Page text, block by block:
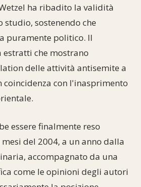
ha ribadito la validità
sostenendo che
puramente politico. Il
che mostrano
delle attività antisemite a
coincidenza con l'inasprimento
essere finalmente reso
del 2004, a un anno dalla
accompagnato da una
come le opinioni degli autori